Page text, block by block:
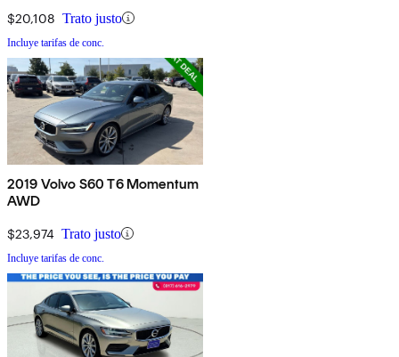
$20,108 Trato justo
Incluye tarifas de conc.
2019 Volvo S60 T6 Momentum
AWD
$23,974 Trato justo
Incluye tarifas de conc.